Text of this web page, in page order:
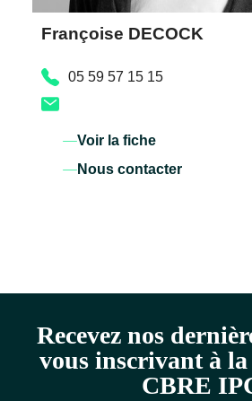
Françoise DECOCK
05 59 57 15 15
Voir la fiche
Nous contacter
Recevez nos
vous inscrivant à
CBRE